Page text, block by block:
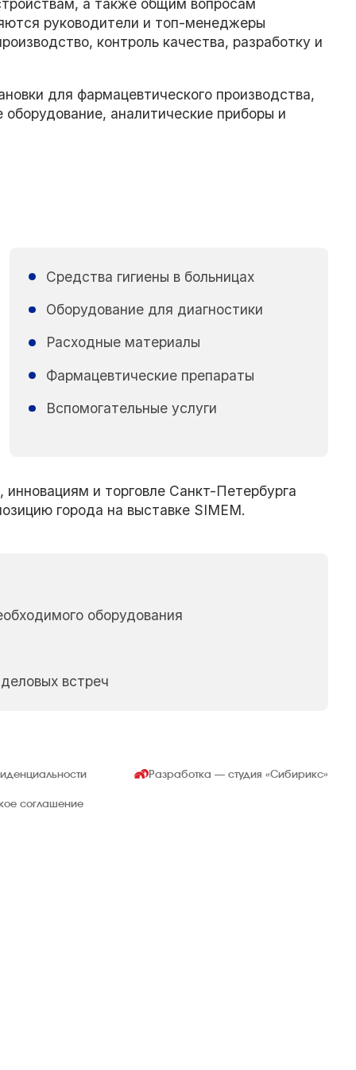
а также общим вопросам
руководители и топ-менеджеры
контроль качества, разработку и
для фармацевтического производства,
аналитические приборы и
Средства гигиены в больницах
Оборудование для диагностики
Расходные материалы
Фармацевтические препараты
Вспомогательные услуги
и торговле Санкт-Петербурга
города на выставке SIMEM.
оборудования
встреч
соглашение
Разработка — студия«Сибирикс»